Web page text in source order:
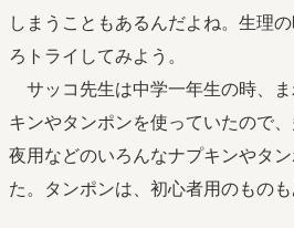
しまうこともあるんだよね。生理
ろトライしてみよう。
サッコ先生は中学一年生の時、
キンやタンポンを使っていたので
夜用などのいろんなナプキンやタ
た。タンポンは、初心者用のものも